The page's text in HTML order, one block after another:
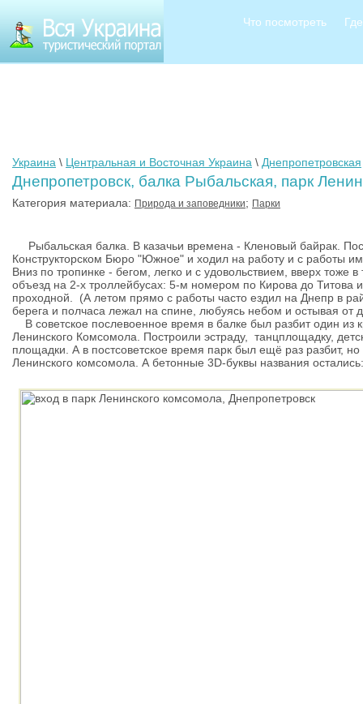
Что посмотреть
Украина \ Центральная и Восточная Украина \ Днепропетровская
Днепропетровск, балка Рыбальская, парк
Категория материала: Природа и заповедники; Парки
Рыбальская балка. В казачьи времена - Кленовый байрак.
Конструкторском Бюро "Южное" и ходил на работу и с работы
Вниз по тропинке - бегом, легко и с удовольствием, вверх тоже
объезд на 2-х троллейбусах: 5-м номером по Кирова до Титова
проходной. (А летом прямо с работы часто ездил на Днепр в
берега и полчаса лежал на спине, любуясь небом и остывая от
В советское послевоенное время в балке был разбит один из
Ленинского Комсомола. Построили эстраду, танцплощадку,
площадки. А в постсоветское время парк был ещё раз разбит,
Ленинского комсомола. А бетонные 3D-буквы названия остались: